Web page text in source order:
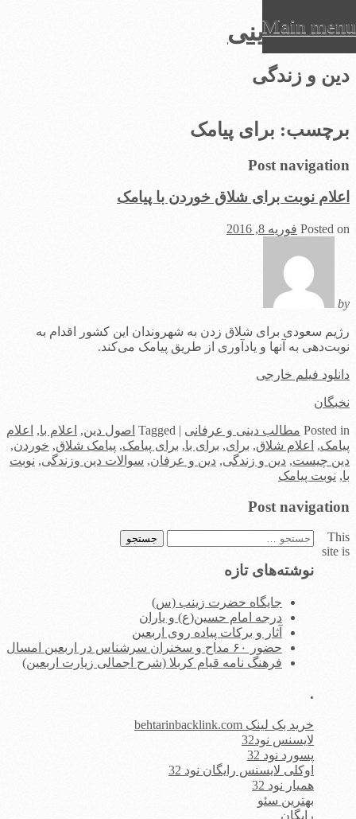
عرفان دینی
دین و زندگی
Main menu
to
content
برچسب: برای پیامک
Post navigation
اعلام نوبت برای شلاق خوردن با پیامک
Posted on فوریه 8, 2016
by
رژیم سعودی برای شلاق زدن به شهروندان این کشور اقدام به
نوبت‌دهی به آنها و یادآوری از طریق پیامک می‌کند.
دانلود فیلم خارجی
نخبگان
Posted in مطالب دینی و عرفانی |
Tagged اصول دین, اعلام با,
اعلام
پیامک, اعلام شلاق, برای, برای با, برای پیامک, پیامک شلاق, خوردن,
دین چیست, دین و زندگی, دین و عرفان, سوالات دین وزندگی, نوبت
با, نوبت پیامک
Post navigation
جستجو
نوشته‌های تازه
جایگاه حضرت زینب (س)
درجه امام حسین(ع) و یاران
آثار و برکات پیاده روی اربعین
حضور ۶۰ مداح و سخنران سرشناس در اربعین امسال
فرهنگ نامه قیام کربلا (شرح اجمالی زیارت اربعین)
.
خرید بک لینک behtarinbacklink.com
لایسنس نود32
پسورد نود 32
اوکلی لایسنس رایگان نود 32
همیار نود 32
بهترین سئو
رایگان
This
site is